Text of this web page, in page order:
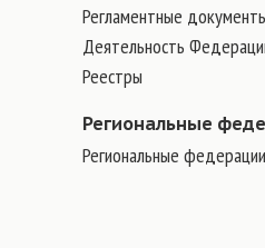
Регламентные
Деятельность
Реестры
Региональные
Региональные федерации